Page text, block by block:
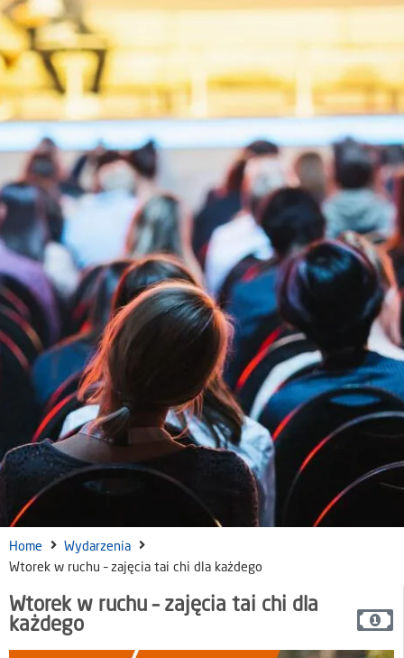
Home
Wydarzenia
Wtorek w ruchu – zajęcia tai chi dla każdego
Wtorek w ruchu – zajęcia tai chi dla
każdego